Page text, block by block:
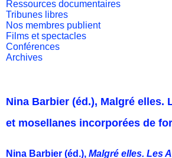
Ressources documentaires
Tribunes libres
Nos membres publient
Films et spectacles
Conférences
Archives
Nina Barbier (éd.), Malgré elles.
et mosellanes incorporées de
Nina Barbier (éd.), Malgré elles. Les